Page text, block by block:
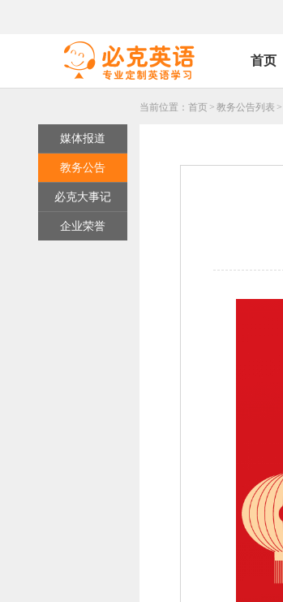
首页
当前位置： 首页 > 教务公告列表 >
媒体报道
教务公告
必克大事记
企业荣誉